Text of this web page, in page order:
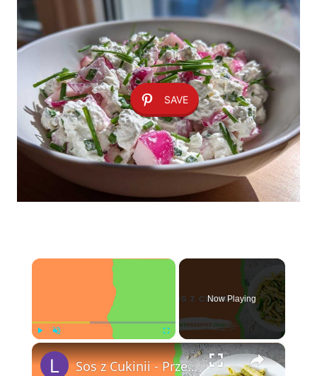
SAVE
×
Fullscreen
Now Playing
×
Sos z Cukinii - Przepis na Letni Sos z Cukinii | LatwePrzepisy.com